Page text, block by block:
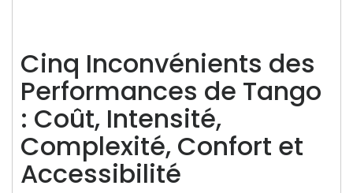
Cinq Inconvénients des
Performances de Tango
: Coût, Intensité,
Complexité, Confort et
Accessibilité